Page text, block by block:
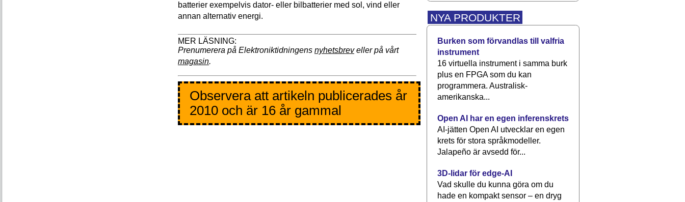
batterier exempelvis dator- eller bilbatterier med sol, vind eller
annan alternativ energi.
Prenumerera på Elektroniktidningens nyhetsbreveller på vårt
magasin.
Observera att artikeln publicerades år
2010 och är 16 år gammal
NYA PRODUKTER
Burken som förvandlas till valfria
instrument
16 virtuella instrument i samma burk
plus en FPGA som du kan
programmera. Australisk-
amerikanska...
Open AI har en egen inferenskrets
AI-jätten Open AI utvecklar en egen
krets för stora språkmodeller.
Jalapeño är avsedd för...
3D-lidar för edge-AI
Vad skulle du kunna göra om du
hade en kompakt sensor – en dryg